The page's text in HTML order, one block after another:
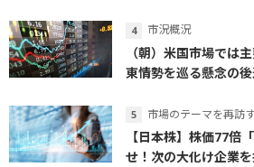
市況概況
（朝）米国市場では
東情勢を巡る懸念の
市場のテーマを再訪する。
【日本株】株価77倍
せ！次の大化け企業